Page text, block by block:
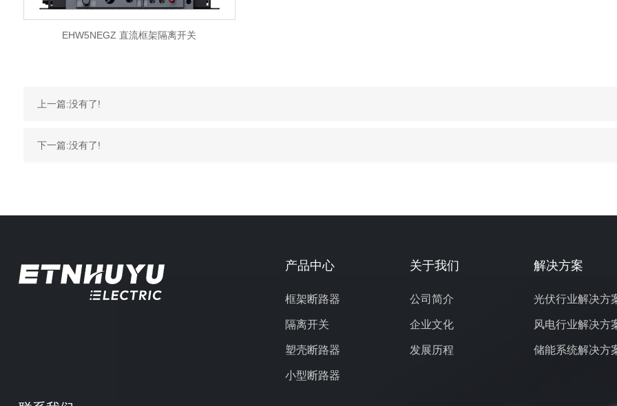
EHW5NEGZ 直流框架隔离开关
上一篇:没有了!
下一篇:没有了!
产品中心
框架断路器
隔离开关
塑壳断路器
小型断路器
关于我们
公司简介
企业文化
发展历程
解决方案
光伏行业解决方
风电行业解决方
储能系统解决方